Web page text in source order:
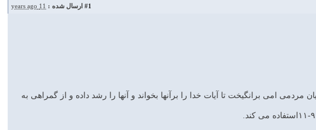
#1 ارسال شده : 11 years ago
امی برانگیخت تا آیات خدا را برآنها بخواند و آنها را رشد داده و از گمراهی به